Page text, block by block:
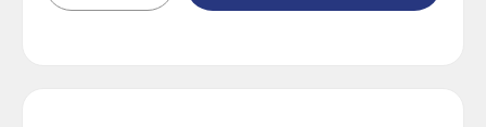
Kaupiklis